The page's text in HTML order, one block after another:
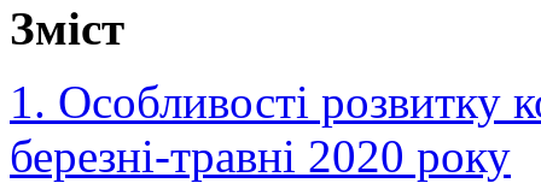
Зміст
1. Особливості розвитку
березні-травні 2020 року